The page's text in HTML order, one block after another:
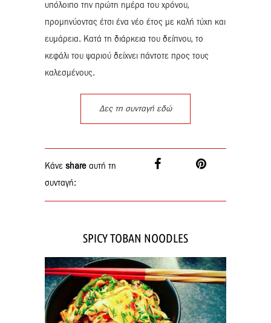
υπόλοιπο την πρώτη ημέρα του χρόνου,
προμηνύοντας έτσι ένα νέο έτος με καλή τύχη και
ευμάρεια. Κατά τη διάρκεια του δείπνου, το
κεφάλι του ψαριού δείχνει πάντοτε προς τους
καλεσμένους.
Δες τη συνταγή εδώ
Κάνε share αυτή τη
συνταγή:
SPICY TOBAN NOODLES